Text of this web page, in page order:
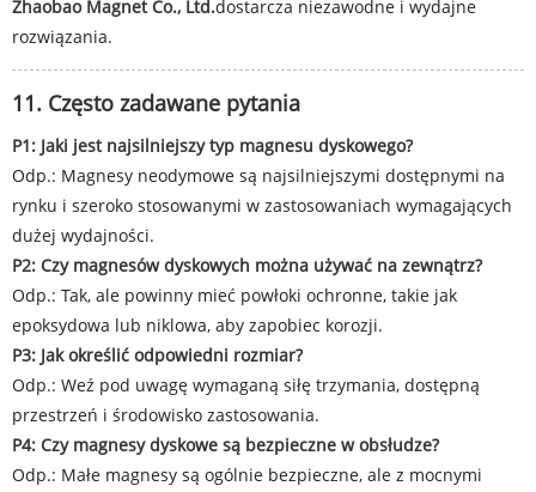
Zhaobao Magnet Co., Ltd.dostarcza niezawodne i wydajne
rozwiązania.
11. Często zadawane pytania
P1: Jaki jest najsilniejszy typ magnesu dyskowego?
Odp.: Magnesy neodymowe są najsilniejszymi dostępnymi na
rynku i szeroko stosowanymi w zastosowaniach wymagających
dużej wydajności.
P2: Czy magnesów dyskowych można używać na zewnątrz?
Odp.: Tak, ale powinny mieć powłoki ochronne, takie jak
epoksydowa lub niklowa, aby zapobiec korozji.
P3: Jak określić odpowiedni rozmiar?
Odp.: Weź pod uwagę wymaganą siłę trzymania, dostępną
przestrzeń i środowisko zastosowania.
P4: Czy magnesy dyskowe są bezpieczne w obsłudze?
Odp.: Małe magnesy są ogólnie bezpieczne, ale z mocnymi